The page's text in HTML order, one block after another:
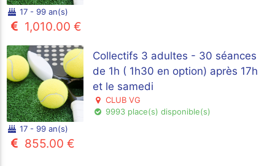
17 - 99 an(s)
1,010.00 €
Collectifs 3 adultes - 30 séances
de 1h ( 1h30 en option) après 17h
et le samedi
CLUB VG
9993 place(s) disponible(s)
17 - 99 an(s)
855.00 €